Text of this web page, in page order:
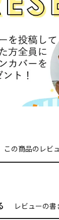
この商品のレビ
レビューの書